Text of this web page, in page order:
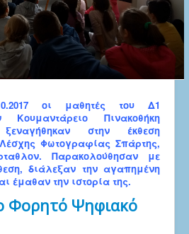
οι μαθητές του Δ1
Κουμαντάρειο Πινακοθήκη
στην έκθεση
Φωτογραφίας Σπάρτης,
Παρακολούθησαν με
διάλεξαν την αγαπημένη
έμαθαν την ιστορία της.
Φορητό Ψηφιακό